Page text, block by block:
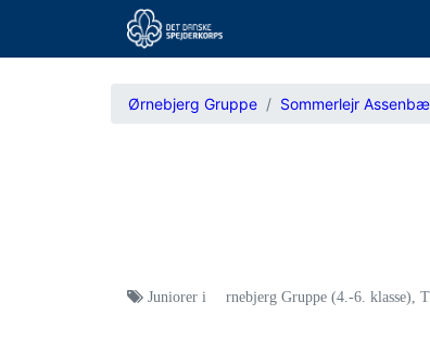
Ørnebjerg Gruppe Sommerlejr
Juniorer i Ørnebjerg Gruppe (4.-6. klasse)